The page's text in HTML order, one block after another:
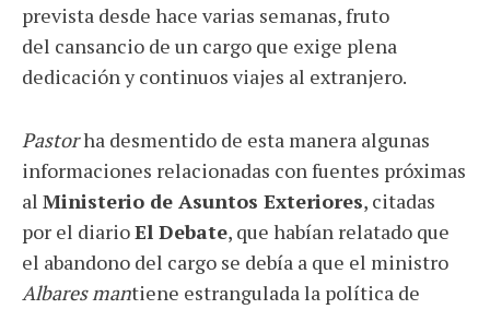
prevista desde hace varias semanas, fruto
del cansancio de un cargo que exige plena
dedicación y continuos viajes al extranjero.
Pastorha desmentido de esta manera algunas
informaciones relacionadas con fuentes próximas
al Ministerio de Asuntos Exteriores, citadas
por el diarioEl Debate, que habían relatado que
el abandono del cargo se debía a que el ministro
Albares mantiene estrangulada la política de